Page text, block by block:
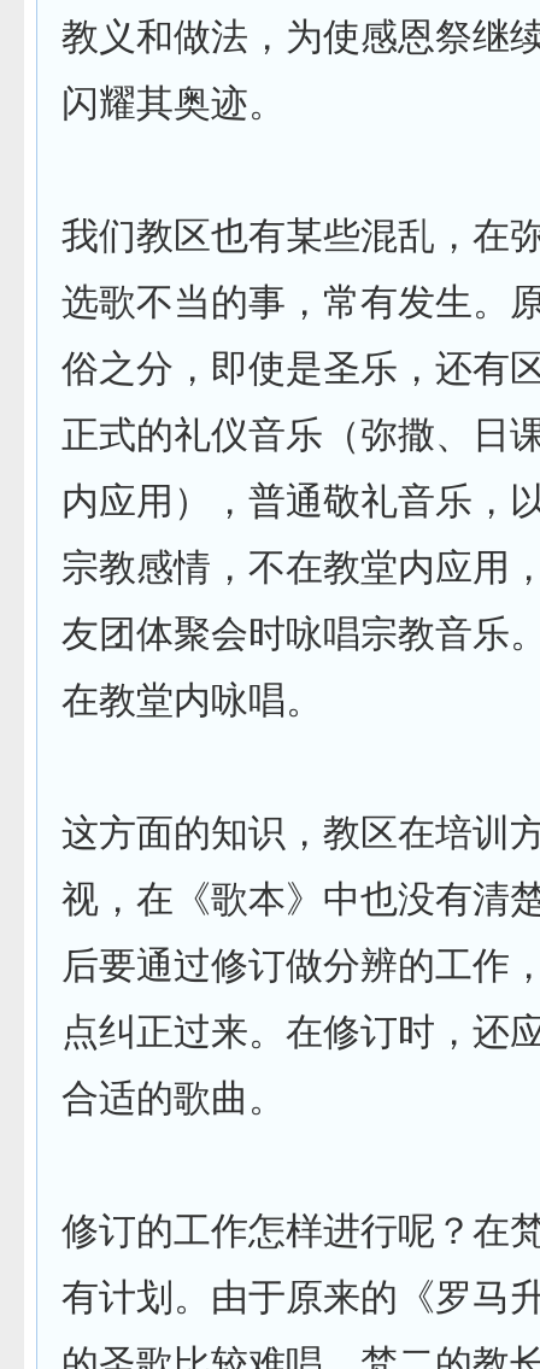
教义和做法，为使感恩祭继
闪耀其奥迹。
我们教区也有某些混乱，在
选歌不当的事，常有发生。
俗之分，即使是圣乐，还有
正式的礼仪音乐（弥撒、日
内应用），普通敬礼音乐，
宗教感情，不在教堂内应用
友团体聚会时咏唱宗教音乐
在教堂内咏唱。
这方面的知识，教区在培训
视，在《歌本》中也没有清
后要通过修订做分辨的工作
点纠正过来。在修订时，还
合适的歌曲。
修订的工作怎样进行呢？在
有计划。由于原来的《罗马